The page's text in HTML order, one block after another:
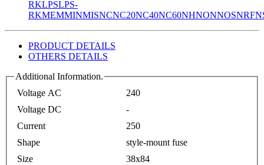
RKLPSLPS-
RKMEMMINMISNCNC20NC40NC60NHNONNOSNRF
PRODUCT DETAILS
OTHERS DETAILS
Additional Information.
Voltage AC
240
Voltage DC
-
Current
250
Shape
style-mount fuse
Size
38x84